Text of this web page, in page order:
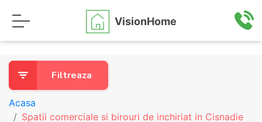
VisionHome
Filtreaza
Acasa
Spatii comerciale si birouri de inchiriat in Cisnadie